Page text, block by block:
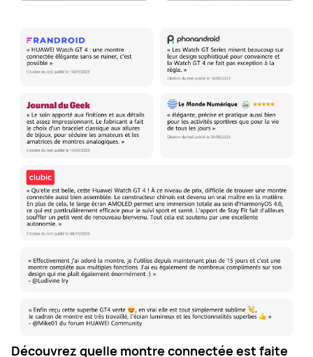
Découvrez quelle montre connectée est faite